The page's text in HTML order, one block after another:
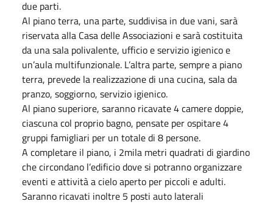
due parti.
Al piano terra, una parte, suddivisa in due vani, sarà
riservata alla Casa delle Associazioni e sarà costituita
da una sala polivalente, ufficio e servizio igienico e
un’aula multifunzionale. L’altra parte, sempre a piano
terra, prevede la realizzazione di una cucina, sala da
pranzo, soggiorno, servizio igienico.
Al piano superiore, saranno ricavate 4 camere doppie,
ciascuna col proprio bagno, pensate per ospitare 4
gruppi famigliari per un totale di 8 persone.
​A completare il piano, i 2mila metri quadrati di giardino
che circondano l’edificio dove si potranno organizzare
eventi e attività a cielo aperto per piccoli e adulti.
​Saranno ricavati inoltre 5 posti auto laterali